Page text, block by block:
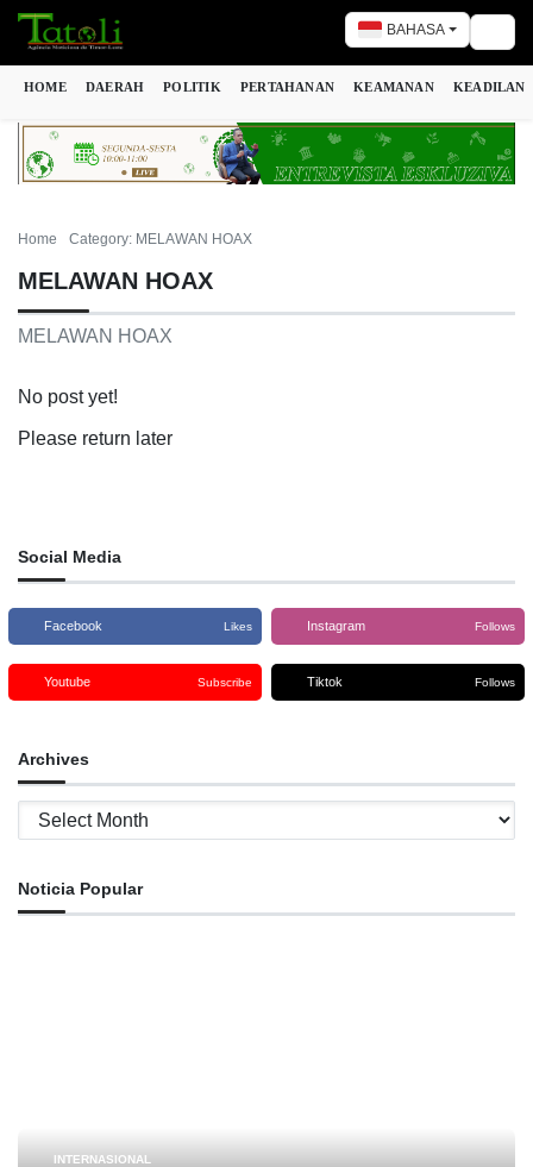
BAHASA
HOME DAERAH POLITIK PERTAHANAN KEAMANAN KEADILAN
Home Category: MELAWAN HOAX
MELAWAN HOAX
MELAWAN HOAX
No post yet!
Please return later
Social Media
Facebook Likes Instagram Follows
Youtube Subscribe Tiktok Follows
Archives
Archives
Noticia Popular
INTERNASIONAL